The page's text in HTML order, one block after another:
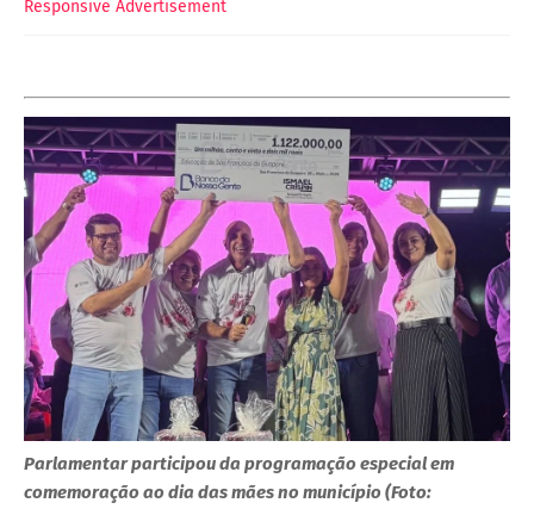
Responsive Advertisement
Parlamentar participou da programação especial em
comemoração ao dia das mães no município (Foto: